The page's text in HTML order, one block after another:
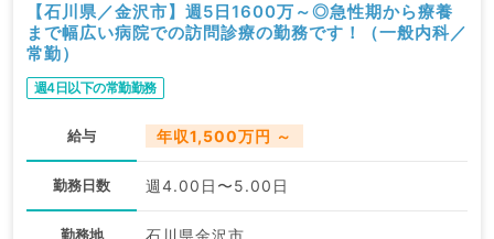
【石川県／金沢市】週5日1600万～◎急性期から療養
まで幅広い病院での訪問診療の勤務です！（一般内科／
常勤）
週4日以下の常勤勤務
給与 年収1,500万円 ～
勤務日数 週4.00日〜5.00日
勤務地 石川県金沢市